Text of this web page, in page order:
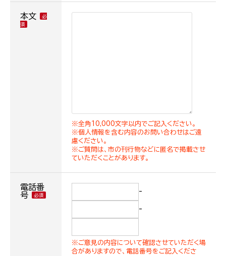
本文
※全角10,000文字以内でご記入ください。
※個人情報を含む内容のお問い合わせはご遠
慮ください。
※ご質問は、市の刊行物などに匿名で掲載させ
ていただくことがあります。
電話番
号
-
-
※ご意見の内容について確認させていただく場
合がありますので、電話番号をご記入くださ